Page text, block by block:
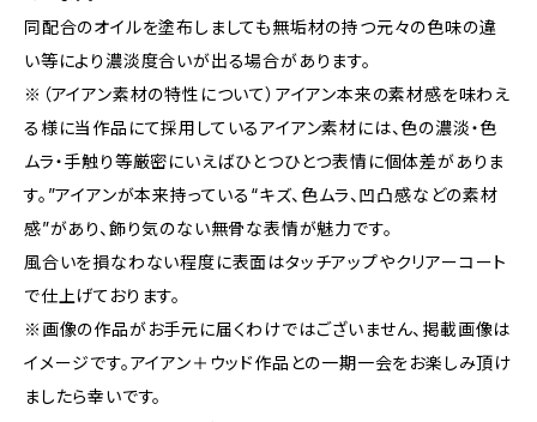
同配合のオイルを塗布しましても無垢材の持つ元々の色味の違
い等により濃淡度合いが出る場合があります。
※（アイアン素材の特性について）アイアン本来の素材感を味わえ
る様に当作品にて採用しているアイアン素材には、色の濃淡・色
ムラ・手触り等厳密にいえばひとつひとつ表情に個体差がありま
す。”アイアンが本来持っている“キズ、色ムラ、凹凸感などの素材
感”があり、飾り気のない無骨な表情が魅力です。
風合いを損なわない程度に表面はタッチアップやクリアーコート
で仕上げております。
※画像の作品がお手元に届くわけではございません、掲載画像は
イメージです。アイアン＋ウッド作品との一期一会をお楽しみ頂け
ましたら幸いです。